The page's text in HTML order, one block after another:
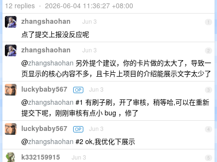
12 replies • 2026-06-04 11:36:27 +08:00
1
zhangshaohan Jun 3
点了提交上报没反应呢
2
zhangshaohan Jun 3
@zhangshaohan 另外提个建议，你的卡片做的太大了，导致一
页显示的核心内容不多，且卡片上项目的介绍能展示文字太少了
3
luckybaby567 OP Jun 3
@zhangshaohan #1 有刷子刷，开了审核，稍等哈,可以在重新
提交下呢，刚刚审核有点小 bug ，修了
4
luckybaby567 OP Jun 3
@zhangshaohan #2 ok,我优化下展示
5
k332159915 Jun 3